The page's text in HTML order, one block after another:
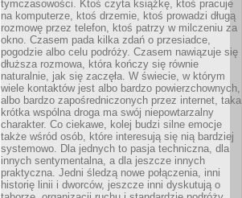
tymczasowości. Ktoś czyta książkę, ktoś pracuje
na komputerze, ktoś drzemie, ktoś prowadzi długą
rozmowę przez telefon, ktoś patrzy w milczeniu za
okno. Czasem pada kilka zdań o przesiadce,
pogodzie albo celu podróży. Czasem nawiązuje się
dłuższa rozmowa, która kończy się równie
naturalnie, jak się zaczęła. W świecie, w którym
wiele kontaktów jest albo bardzo powierzchownych,
albo bardzo zapośredniczonych przez internet, taka
krótka wspólna droga ma swój niepowtarzalny
charakter. Co ciekawe, kolej budzi silne emocje
także wśród osób, które interesują się nią bardziej
systemowo. Dla jednych to pasja techniczna, dla
innych sentymentalna, a dla jeszcze innych
praktyczna. Jedni śledzą nowe połączenia, inni
historię linii i dworców, jeszcze inni dyskutują o